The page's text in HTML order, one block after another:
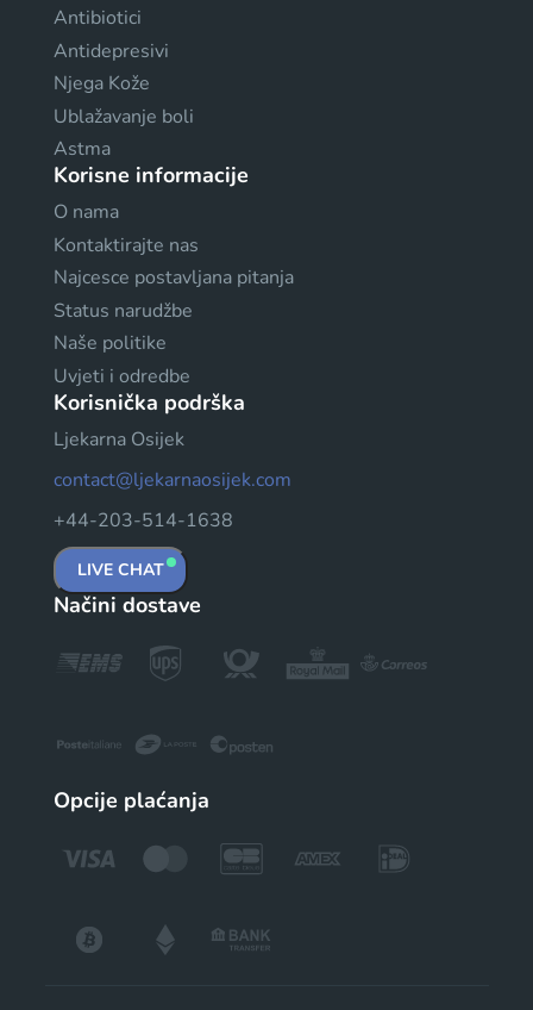
Antibiotici
Antidepresivi
Njega Kože
Ublažavanje boli
Astma
Korisne informacije
O nama
Kontaktirajte nas
Najcesce postavljana pitanja
Status narudžbe
Naše politike
Uvjeti i odredbe
Korisnička podrška
Ljekarna Osijek
contact@ljekarnaosijek.com
+44-203-514-1638
LIVE CHAT
Načini dostave
Opcije plaćanja